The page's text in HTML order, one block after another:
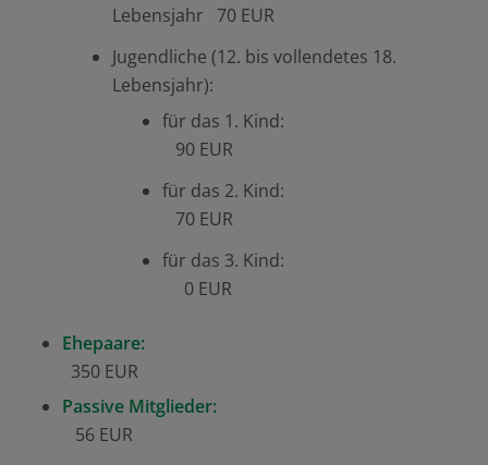
Lebensjahr 70 EUR
Jugendliche (12. bis vollendetes 18.
Lebensjahr):
für das 1. Kind:
90 EUR
für das 2. Kind:
70 EUR
für das 3. Kind:
0 EUR
Ehepaare:
350 EUR
Passive Mitglieder:
56 EUR